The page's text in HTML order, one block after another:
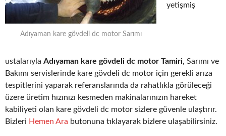
Adıyaman kare gövdeli dc motor Sarımı
yetişmiş
ustalarıyla Adıyaman kare gövdeli dc motor Tamiri, Sarımı ve
Bakımı servislerinde kare gövdeli dc motor için gerekli arıza
tespitlerini yaparak referanslarında da rahatlıkla görüleceği
üzere üretim hızınızı kesmeden makinalarınızın hareket
kabiliyeti olan kare gövdeli dc motor sizlere güvenle ulaştırır.
Bizleri Hemen Ara butonuna tıklayarak bizlere ulaşabilirsiniz.